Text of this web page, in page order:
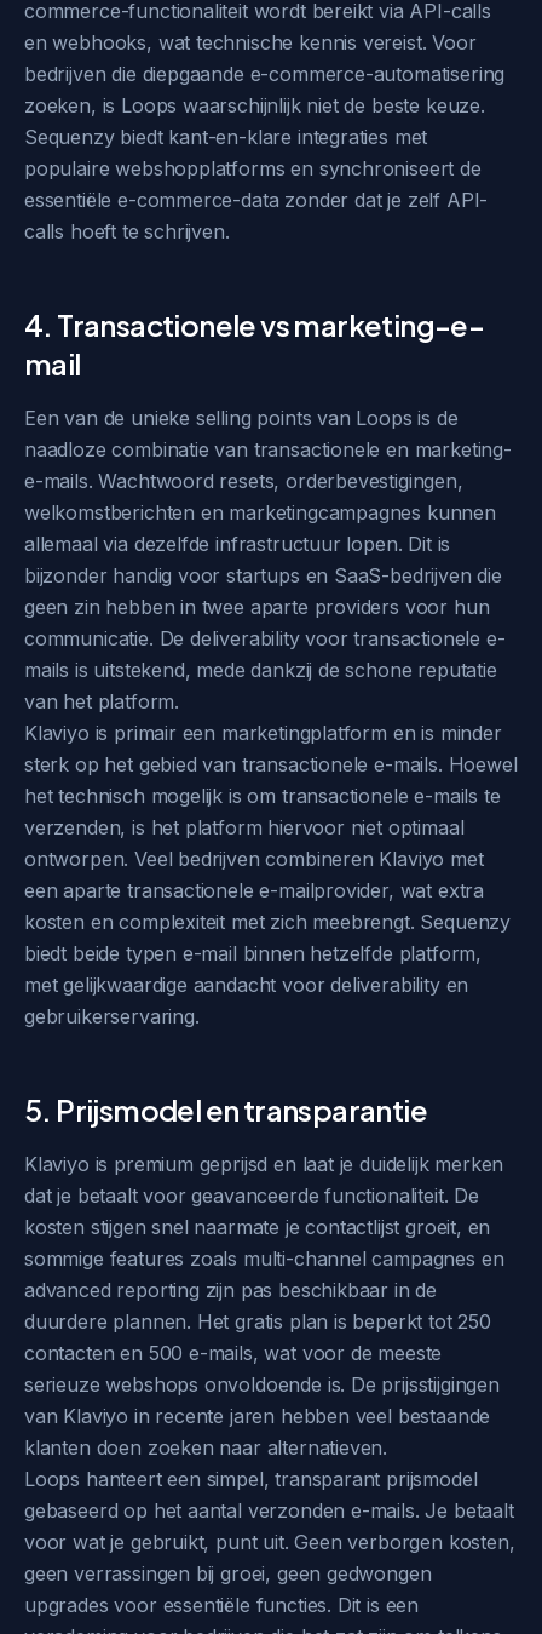
commerce-functionaliteit wordt bereikt via API-calls
en webhooks, wat technische kennis vereist. Voor
bedrijven die diepgaande e-commerce-automatisering
zoeken, is Loops waarschijnlijk niet de beste keuze.
Sequenzy biedt kant-en-klare integraties met
populaire webshopplatforms en synchroniseert de
essentiële e-commerce-data zonder dat je zelf API-
calls hoeft te schrijven.
4. Transactionele vs marketing-e-
mail
Een van de unieke selling points van Loops is de
naadloze combinatie van transactionele en marketing-
e-mails. Wachtwoord resets, orderbevestigingen,
welkomstberichten en marketingcampagnes kunnen
allemaal via dezelfde infrastructuur lopen. Dit is
bijzonder handig voor startups en SaaS-bedrijven die
geen zin hebben in twee aparte providers voor hun
communicatie. De deliverability voor transactionele e-
mails is uitstekend, mede dankzij de schone reputatie
van het platform.
Klaviyo is primair een marketingplatform en is minder
sterk op het gebied van transactionele e-mails. Hoewel
het technisch mogelijk is om transactionele e-mails te
verzenden, is het platform hiervoor niet optimaal
ontworpen. Veel bedrijven combineren Klaviyo met
een aparte transactionele e-mailprovider, wat extra
kosten en complexiteit met zich meebrengt. Sequenzy
biedt beide typen e-mail binnen hetzelfde platform,
met gelijkwaardige aandacht voor deliverability en
gebruikerservaring.
5. Prijsmodel en transparantie
Klaviyo is premium geprijsd en laat je duidelijk merken
dat je betaalt voor geavanceerde functionaliteit. De
kosten stijgen snel naarmate je contactlijst groeit, en
sommige features zoals multi-channel campagnes en
advanced reporting zijn pas beschikbaar in de
duurdere plannen. Het gratis plan is beperkt tot 250
contacten en 500 e-mails, wat voor de meeste
serieuze webshops onvoldoende is. De prijsstijgingen
van Klaviyo in recente jaren hebben veel bestaande
klanten doen zoeken naar alternatieven.
Loops hanteert een simpel, transparant prijsmodel
gebaseerd op het aantal verzonden e-mails. Je betaalt
voor wat je gebruikt, punt uit. Geen verborgen kosten,
geen verrassingen bij groei, geen gedwongen
upgrades voor essentiële functies. Dit is een